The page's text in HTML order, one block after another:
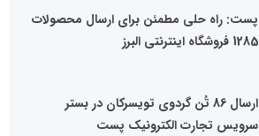
پست: راه حلی مطمئن برای ارسال محصولات
1285 فروشگاه اینترنتی البرز
ارسال 86 تُن گردوی تویسرکان در بستر
سرویس تجارت الکترونیک پست